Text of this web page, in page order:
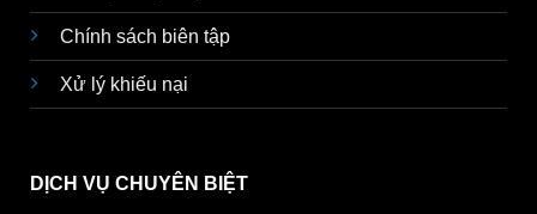
Chính sách biên tập
Xử lý khiếu nại
DỊCH VỤ CHUYÊN BIỆT